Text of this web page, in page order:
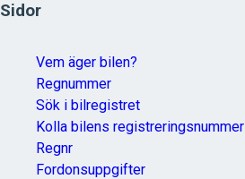
Sidor
Vem äger bilen?
Regnummer
Sök i bilregistret
Kolla bilens registreringsnummer
Regnr
Fordonsuppgifter